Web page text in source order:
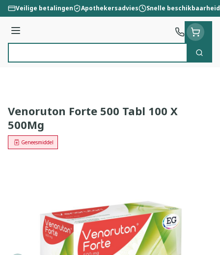
Ga naar de inhoud
Veilige betalingen Apothekersadvies Snelle beschikbaarheid
Menu
Zoek
Venoruton Forte 500 Tabl 100 X
500Mg
Geneesmiddel